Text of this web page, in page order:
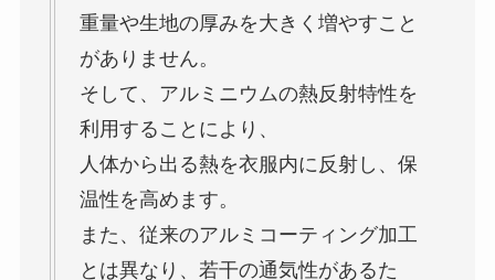
重量や生地の厚みを大きく増やすこと
がありません。
そして、アルミニウムの熱反射特性を
利用することにより、
人体から出る熱を衣服内に反射し、保
温性を高めます。
また、従来のアルミコーティング加工
とは異なり、若干の通気性があるた